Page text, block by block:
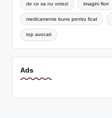
de ce sa nu votezi imagini flori
medicamente bune pentru ficat
top avocati
Ads